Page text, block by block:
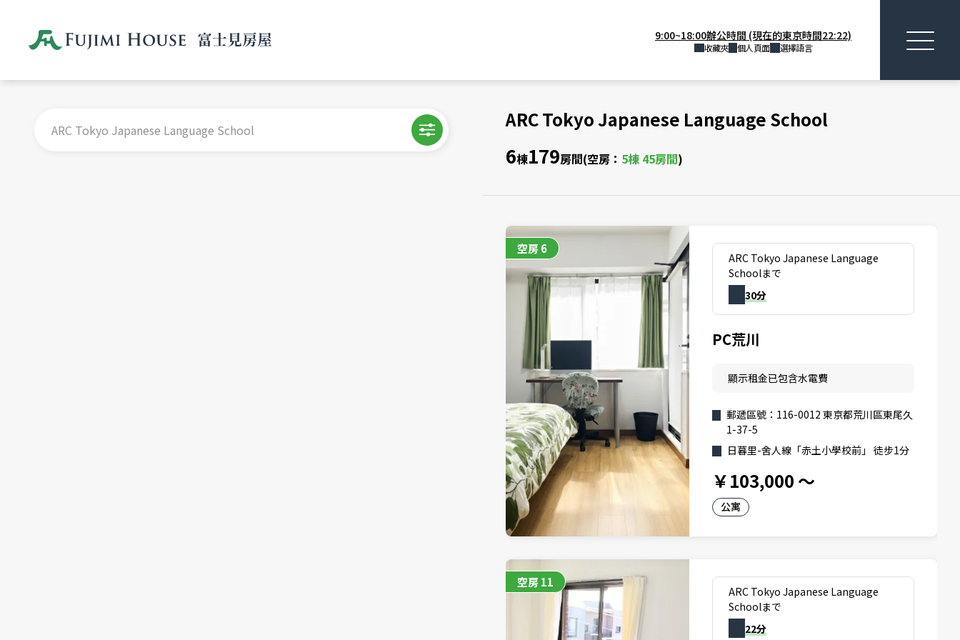
9:00~18:00辦公時間 (現在的東京時間22:22)
收藏夾 個人頁面 選擇語言
ARC Tokyo Japanese Language School ARC Tokyo Japanese Language School
6棟179房間(空房： 5棟 45房間)
空房6
ARC Tokyo Japanese Language
Schoolまで
30分
PC荒川
顯示租金已包含水電費
郵遞區號：116-0012 東京都荒川區東尾久
1-37-5
日暮里-舍人線「赤土小學校前」 徒步1分
￥103,000 ～
公寓
空房11
ARC Tokyo Japanese Language
Schoolまで
22分